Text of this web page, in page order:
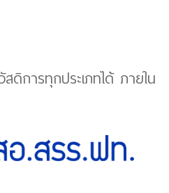
การทุกประเภทได้ ภายใน